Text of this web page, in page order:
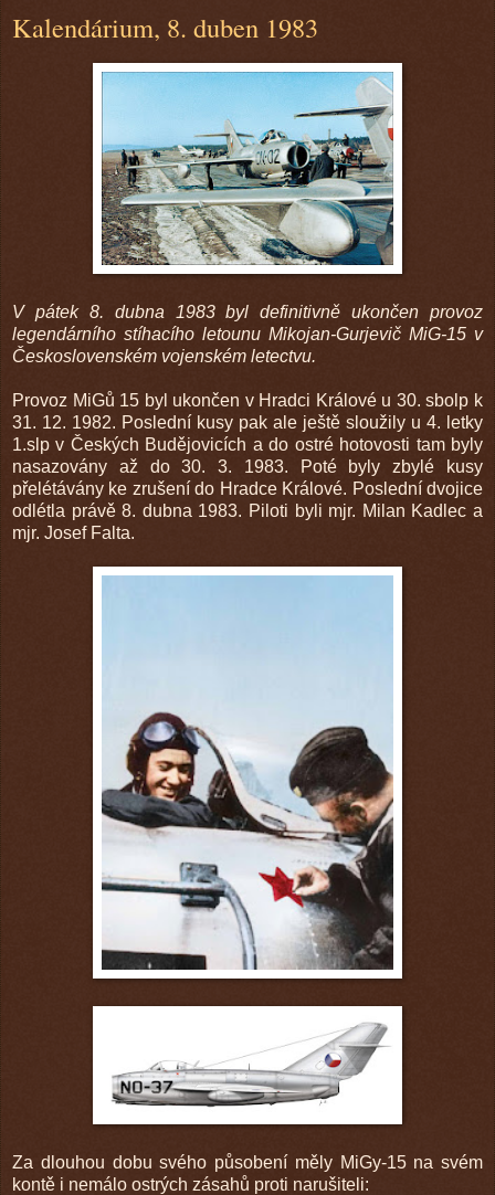
Kalendárium, 8. duben 1983
V pátek 8. dubna 1983 byl definitivně ukončen provoz
legendárního stíhacího letounu Mikojan-Gurjevič MiG-15 v
Československém vojenském letectvu.
Provoz MiGů 15 byl ukončen v Hradci Králové u 30. sbolp k
31. 12. 1982. Poslední kusy pak ale ještě sloužily u 4. letky
1.slp v Českých Budějovicích a do ostré hotovosti tam byly
nasazovány až do 30. 3. 1983. Poté byly zbylé kusy
přelétávány ke zrušení do Hradce Králové. Poslední dvojice
odlétla právě 8. dubna 1983. Piloti byli mjr. Milan Kadlec a
mjr. Josef Falta.
Za dlouhou dobu svého působení měly MiGy-15 na svém
kontě i nemálo ostrých zásahů proti narušiteli: